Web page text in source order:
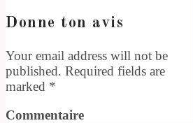
Donne ton avis
Your email address will not be
published. Required fields are
marked *
Commentaire